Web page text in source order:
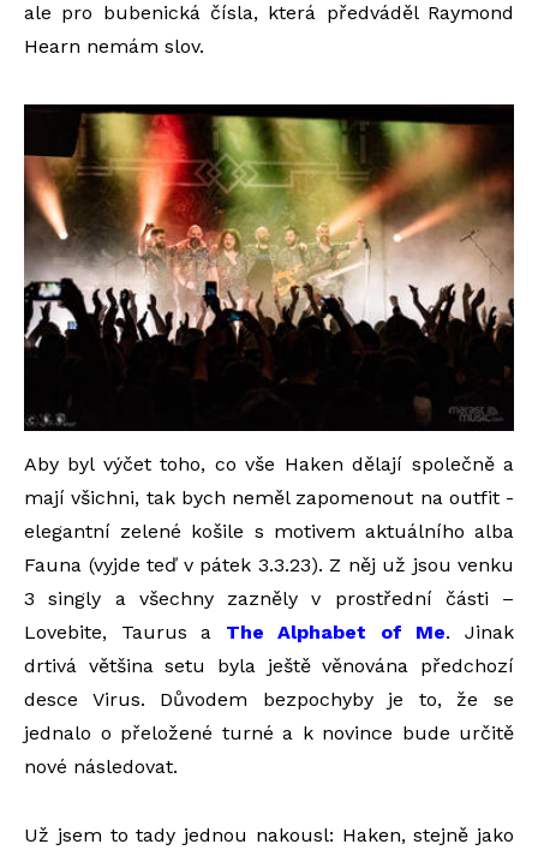
ale pro bubenická čísla, která předváděl Raymond
Hearn nemám slov.
Aby byl výčet toho, co vše Haken dělají společně a
mají všichni, tak bych neměl zapomenout na outfit -
elegantní zelené košile s motivem aktuálního alba
Fauna (vyjde teď v pátek 3.3.23). Z něj už jsou venku
3 singly a všechny zazněly v prostřední části –
Lovebite, Taurus a The Alphabet of Me. Jinak
drtivá většina setu byla ještě věnována předchozí
desce Virus. Důvodem bezpochyby je to, že se
jednalo o přeložené turné a k novince bude určitě
nové následovat.
Už jsem to tady jednou nakousl: Haken, stejně jako